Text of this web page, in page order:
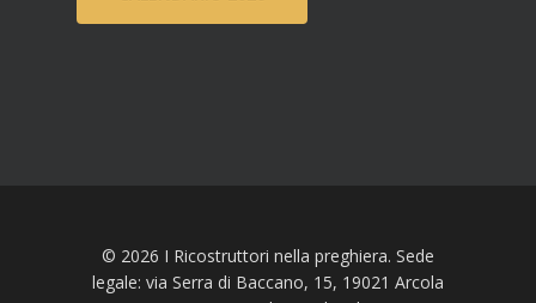
© 2026 I Ricostruttori nella preghiera. Sede
legale: via Serra di Baccano, 15, 19021 Arcola